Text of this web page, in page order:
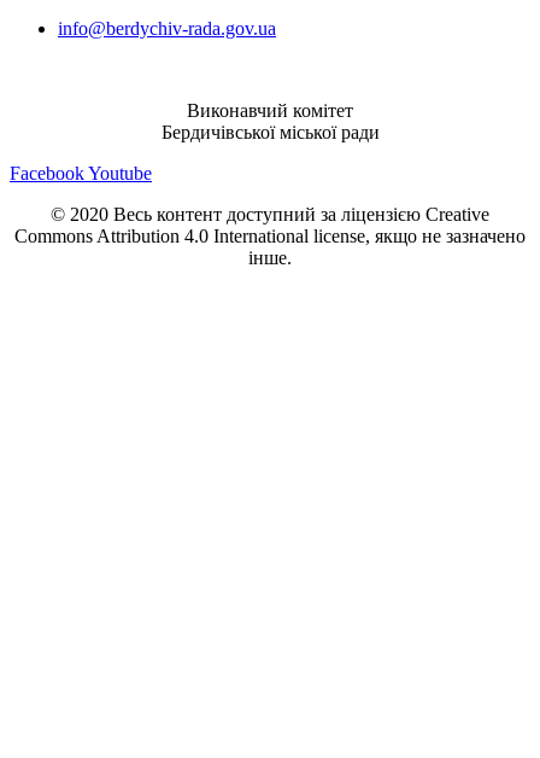
info@berdychiv-rada.gov.ua
Виконавчий комітет
Бердичівської міської ради
FacebookYoutube
© 2020 Весь контент доступний за ліцензією Creative
Commons Attribution 4.0 International license, якщо не зазначено
інше.